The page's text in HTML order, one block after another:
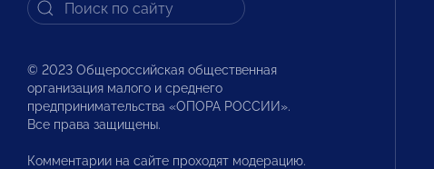
© 2023 Общероссийская общественная
организация малого и среднего
предпринимательства «ОПОРА РОССИИ».
Все права защищены.
Комментарии на сайте проходят модерацию.